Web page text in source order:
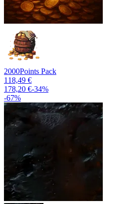
2000Points Pack
118,49 €
178,20 €-34%
-67%